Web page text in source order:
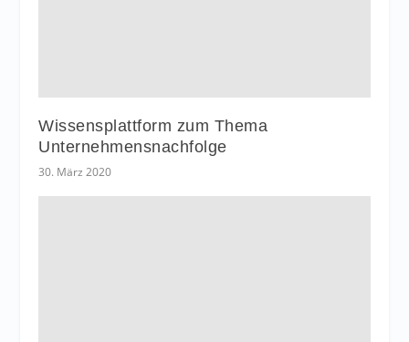
Wissensplattform zum Thema
Unternehmensnachfolge
30. März 2020